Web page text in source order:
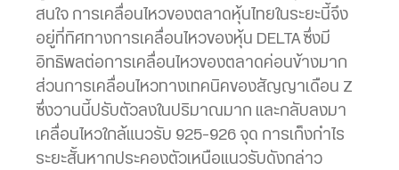
สนใจ การเคลื่อนไหวของตลาดหุ้นไทยในระยะนี้จึง
อยู่ที่ทิศทางการเคลื่อนไหวของหุ้น DELTA ซึ่งมี
อิทธิพลต่อการเคลื่อนไหวของตลาดค่อนข้างมาก
ส่วนการเคลื่อนไหวทางเทคนิคของสัญญาเดือน Z
ซึ่งวานนี้ปรับตัวลงในปริมาณมาก และกลับลงมา
เคลื่อนไหวใกล้แนวรับ 925-926 จุด การเก็งกำไร
ระยะสั้นหากประคองตัวเหนือแนวรับดังกล่าว